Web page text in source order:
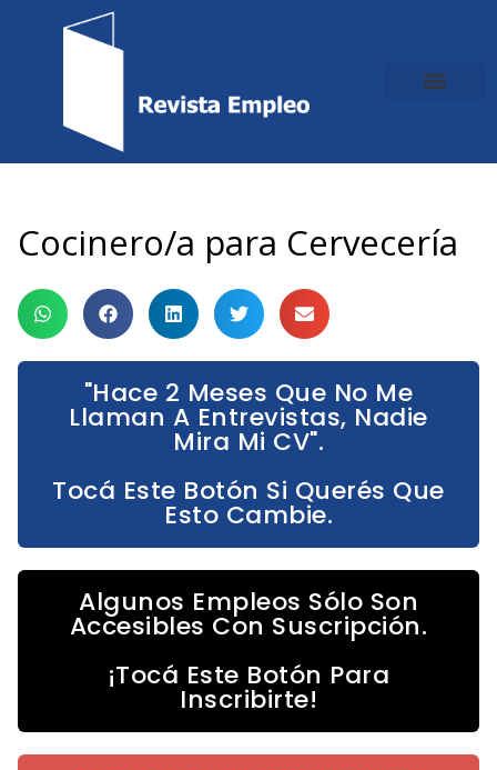
Cocinero/a para Cervecería
"Hace 2 Meses Que No Me
Llaman A Entrevistas, Nadie
Mira Mi CV".
Tocá Este Botón Si Querés Que
Esto Cambie.
Algunos Empleos Sólo Son
Accesibles Con Suscripción.
¡Tocá Este Botón Para
Inscribirte!